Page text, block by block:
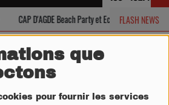
que
pour fournir les services
FLASH NEWS
CAP D'AGDE Beach Party et Eclipse Solaire